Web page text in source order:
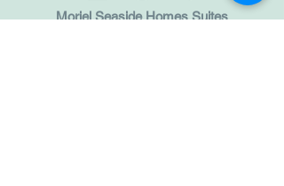
Moriel Seaside Homes Suites